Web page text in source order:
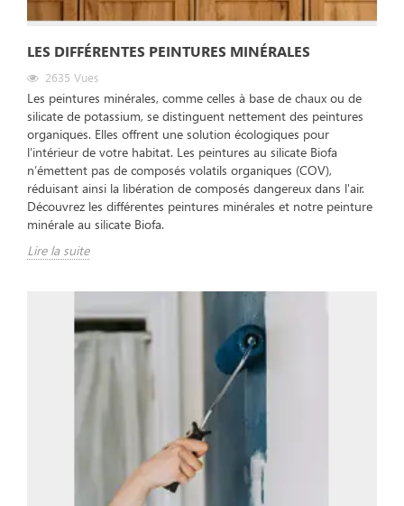
LES DIFFÉRENTES PEINTURES MINÉRALES
2635 Vues
Les peintures minérales, comme celles à base de chaux ou de
silicate de potassium, se distinguent nettement des peintures
organiques. Elles offrent une solution écologiques pour
l'intérieur de votre habitat. Les peintures au silicate Biofa
n’émettent pas de composés volatils organiques (COV),
réduisant ainsi la libération de composés dangereux dans l'air.
Découvrez les différentes peintures minérales et notre peinture
minérale au silicate Biofa.
Lire la suite